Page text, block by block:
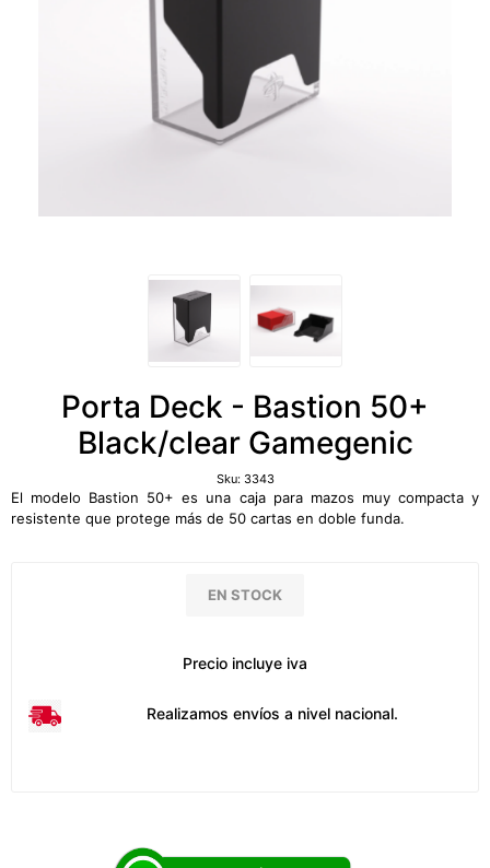
Porta Deck - Bastion 50+
Black/clear Gamegenic
Sku: 3343
El modelo Bastion 50+ es una caja para mazos muy compacta y
resistente que protege más de 50 cartas en doble funda.
EN STOCK
Precio incluye iva
Realizamos envíos a nivel nacional.